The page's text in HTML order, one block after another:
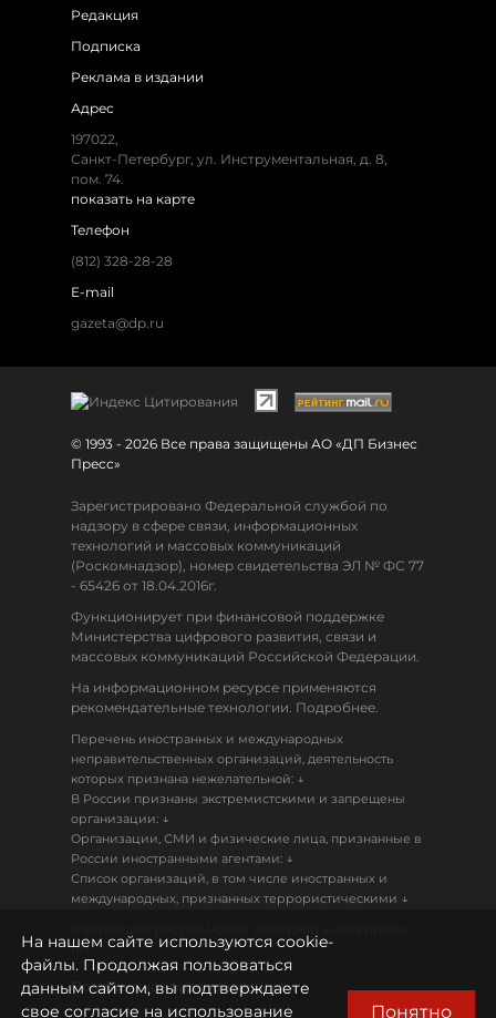
Редакция
Подписка
Реклама в издании
Адрес
197022,
Санкт-Петербург, ул. Инструментальная, д. 8,
пом. 74.
показать на карте
Телефон
(812) 328-28-28
E-mail
gazeta@dp.ru
© 1993 - 2026 Все права защищены АО «ДП Бизнес
Пресс»
Зарегистрировано Федеральной службой по
надзору в сфере связи, информационных
технологий и массовых коммуникаций
(Роскомнадзор), номер свидетельства ЭЛ № ФС 77
- 65426 от 18.04.2016г.
Функционирует при финансовой поддержке
Министерства цифрового развития, связи и
массовых коммуникаций Российской Федерации.
На информационном ресурсе применяются
рекомендательные технологии. Подробнее.
Перечень иностранных и международных
неправительственных организаций, деятельность
которых признана нежелательной: ↓
В России признаны экстремистскими и запрещены
организации: ↓
Организации, СМИ и физические лица, признанные в
России иностранными агентами: ↓
Список организаций, в том числе иностранных и
международных, признанных террористическими ↓
18+
Политика конфиденциальности
На нашем сайте используются cookie-
файлы. Продолжая пользоваться
данным сайтом, вы подтверждаете
свое согласие на использование
Понятно